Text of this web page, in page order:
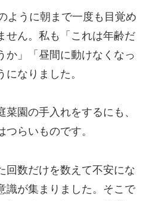
ように朝まで一度も目覚め
せん。私も「これは年齢だ
か」「昼間に動けなくなっ
なりました。
園の手入れをするにも、
らいものです。
回数だけを数えて不安にな
識が集まりました。そこで